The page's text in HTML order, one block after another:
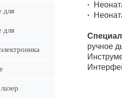
для
для
·
·
ручное